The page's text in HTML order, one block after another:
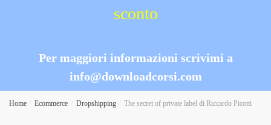
sconto
Per maggiori informazioni scrivimi a
info@downloadcorsi.com
Home Ecommerce Dropshipping The secret of private label di Riccardo Picotti